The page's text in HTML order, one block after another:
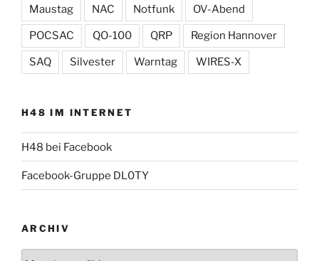
Maustag NAC Notfunk OV-Abend
POCSAC QO-100 QRP Region Hannover
SAQ Silvester Warntag WIRES-X
H48 IM INTERNET
H48 bei Facebook
Facebook-Gruppe DL0TY
ARCHIV